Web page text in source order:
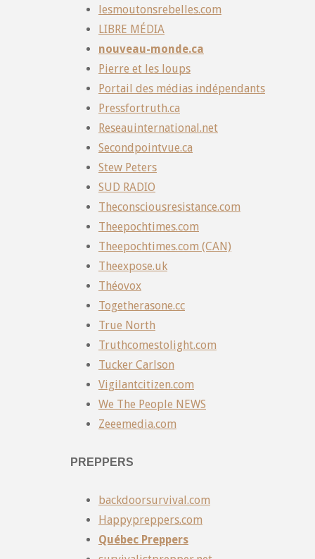
lesmoutonsrebelles.com
LIBRE MÉDIA
nouveau-monde.ca
Pierre et les loups
Portail des médias indépendants
Pressfortruth.ca
Reseauinternational.net
Secondpointvue.ca
Stew Peters
SUD RADIO
Theconsciousresistance.com
Theepochtimes.com
Theepochtimes.com (CAN)
Theexpose.uk
Théovox
Togetherasone.cc
True North
Truthcomestolight.com
Tucker Carlson
Vigilantcitizen.com
We The People NEWS
Zeeemedia.com
PREPPERS
backdoorsurvival.com
Happypreppers.com
Québec Preppers